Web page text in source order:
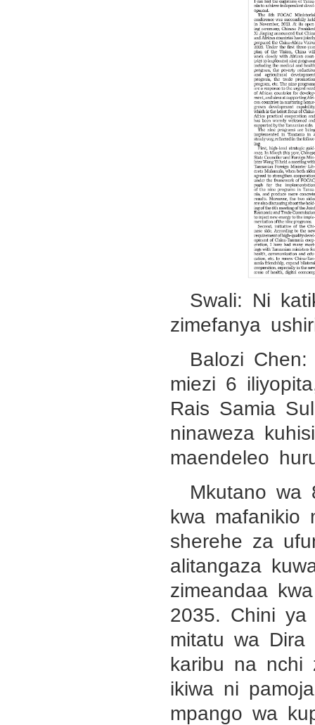
Swali: Ni
zimefanya
Balozi
miezi 6
Rais Samia
ninaweza
maendeleo
Mkutano wa
kwa mafanikio
sherehe za
alitangaza
zimeandaa
2035. Chini
mitatu wa
karibu na nchi
ikiwa ni
mpango wa